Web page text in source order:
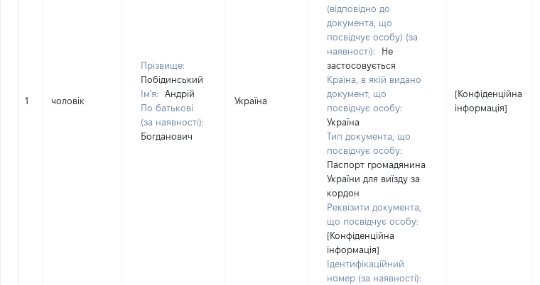
1 чоловік
Прізвище:
Побідинський
Ім'я:
Андрій
По батькові
(за наявності):
Богданович
Україна
(відповідно до
документа, що
посвідчує особу) (за
наявності):
Не
застосовується
Країна, в якій видано
документ, що
посвідчує особу:
Україна
Тип документа, що
посвідчує особу:
Паспорт громадянина
України для виїзду за
кордон
Реквізити документа,
що посвідчує особу:
[Конфіденційна
інформація]
Ідентифікаційний
номер (за наявності):
[Конфіденційна
інформація]